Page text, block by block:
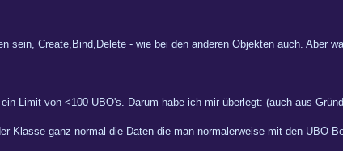
sein, Create,Bind,Delete - wie bei den anderen Objekten auch. Aber
Limit von <100 UBO's. Darum habe ich mir überlegt: (auch aus
Klasse ganz normal die Daten die man normalerweise mit den UBO-